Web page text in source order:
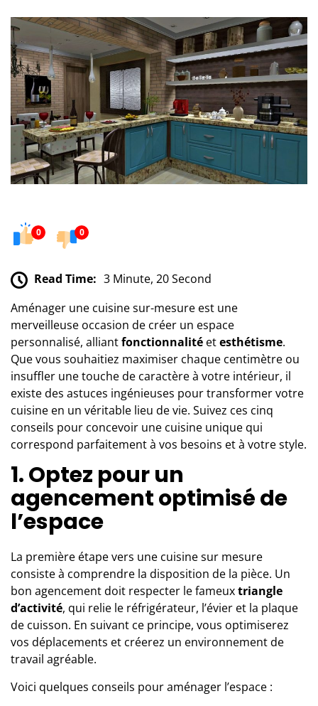
0 0
Read Time: 3 Minute, 20 Second
Aménager une cuisine sur-mesure est une
merveilleuse occasion de créer un espace
personnalisé, alliantfonctionnalité etesthétisme.
Que vous souhaitiez maximiser chaque centimètre ou
insuffler une touche de caractère à votre intérieur, il
existe des astuces ingénieuses pour transformer votre
cuisine en un véritable lieu de vie. Suivez ces cinq
conseils pour concevoir une cuisine unique qui
correspond parfaitement à vos besoins et à votre style.
1. Optez pour un
agencement optimisé de
l’espace
La première étape vers une cuisine sur mesure
consiste à comprendre la disposition de la pièce. Un
bon agencement doit respecter le fameuxtriangle
d’activité, qui relie le réfrigérateur, l’évier et la plaque
de cuisson. En suivant ce principe, vous optimiserez
vos déplacements et créerez un environnement de
travail agréable.
Voici quelques conseils pour aménager l’espace :